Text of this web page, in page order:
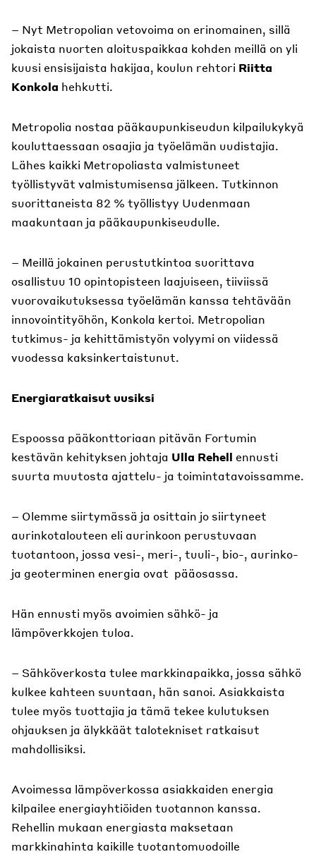
– Nyt Metropolian vetovoima on erinomainen, sillä
jokaista nuorten aloituspaikkaa kohden meillä on yli
kuusi ensisijaista hakijaa, koulun rehtori Riitta
Konkola hehkutti.
Metropolia nostaa pääkaupunkiseudun kilpailukykyä
kouluttaessaan osaajia ja työelämän uudistajia.
Lähes kaikki Metropoliasta valmistuneet
työllistyvät valmistumisensa jälkeen. Tutkinnon
suorittaneista 82 % työllistyy Uudenmaan
maakuntaan ja pääkaupunkiseudulle.
– Meillä jokainen perustutkintoa suorittava
osallistuu 10 opintopisteen laajuiseen, tiiviissä
vuorovaikutuksessa työelämän kanssa tehtävään
innovointityöhön, Konkola kertoi. Metropolian
tutkimus- ja kehittämistyön volyymi on viidessä
vuodessa kaksinkertaistunut.
Energiaratkaisut uusiksi
Espoossa pääkonttoriaan pitävän Fortumin
kestävän kehityksen johtaja Ulla Rehell ennusti
suurta muutosta ajattelu- ja toimintatavoissamme.
– Olemme siirtymässä ja osittain jo siirtyneet
aurinkotalouteen eli aurinkoon perustuvaan
tuotantoon, jossa vesi-, meri-, tuuli-, bio-, aurinko-
ja geoterminen energia ovat pääosassa.
Hän ennusti myös avoimien sähkö- ja
lämpöverkkojen tuloa.
– Sähköverkosta tulee markkinapaikka, jossa sähkö
kulkee kahteen suuntaan, hän sanoi. Asiakkaista
tulee myös tuottajia ja tämä tekee kulutuksen
ohjauksen ja älykkäät talotekniset ratkaisut
mahdollisiksi.
Avoimessa lämpöverkossa asiakkaiden energia
kilpailee energiayhtiöiden tuotannon kanssa.
Rehellin mukaan energiasta maksetaan
markkinahinta kaikille tuotantomuodoille